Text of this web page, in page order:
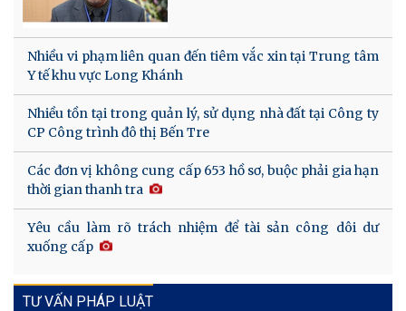
Nhiều vi phạm liên quan đến tiêm vắc xin tại Trung tâm
Y tế khu vực Long Khánh
Nhiều tồn tại trong quản lý, sử dụng nhà đất tại Công ty
CP Công trình đô thị Bến Tre
Các đơn vị không cung cấp 653 hồ sơ, buộc phải gia hạn
thời gian thanh tra
Yêu cầu làm rõ trách nhiệm để tài sản công dôi dư
xuống cấp
TƯ VẤN PHÁP LUẬT